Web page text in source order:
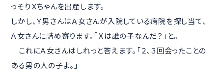
っそりＸちゃんを出産します。
しかし、Ｙ男さんはＡ女さんが入院している病院を探し当て、
Ａ女さんに詰め寄ります。「Ｘは誰の子なんだ？」と。
これにＡ女さんはしれっと答えます。「２、３回会ったことの
ある男の人の子よ。」